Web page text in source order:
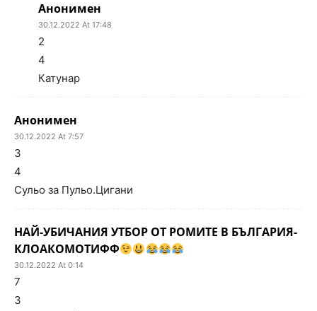
Анонимен
30.12.2022 At 17:48
2
4
Катунар
Анонимен
30.12.2022 At 7:57
3
4
Сульо за Пульо.Цигани
НАЙ-УБИЧАНИЯ УТБОР ОТ РОМИТЕ В БЪЛГАРИЯ-
КЛОАКОМОТИФФ
30.12.2022 At 0:14
7
3